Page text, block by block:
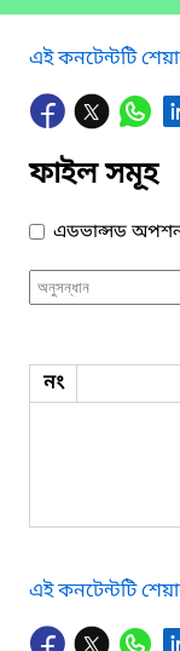
এই কনটেন্টটি
ফাইল সমূহ
এডভান্সড
নং
এই কনটেন্টটি